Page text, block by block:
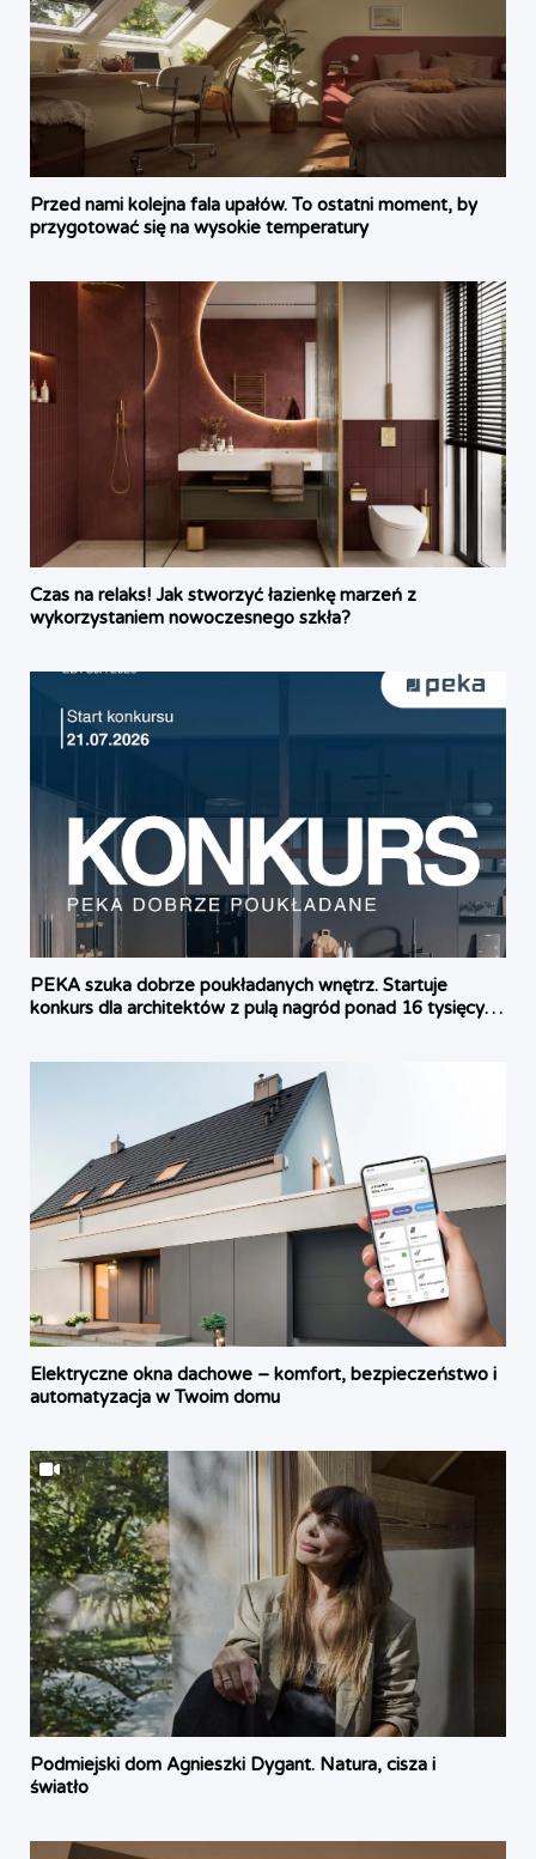
Przed nami kolejna fala upałów. To ostatni moment, by
przygotować się na wysokie temperatury
Czas na relaks! Jak stworzyć łazienkę marzeń z
wykorzystaniem nowoczesnego szkła?
PEKA szuka dobrze poukładanych wnętrz. Startuje
konkurs dla architektów z pulą nagród ponad 16 tysięcy
Elektryczne okna dachowe – komfort, bezpieczeństwo i
automatyzacja w Twoim domu
Podmiejski dom Agnieszki Dygant. Natura, cisza i
światło